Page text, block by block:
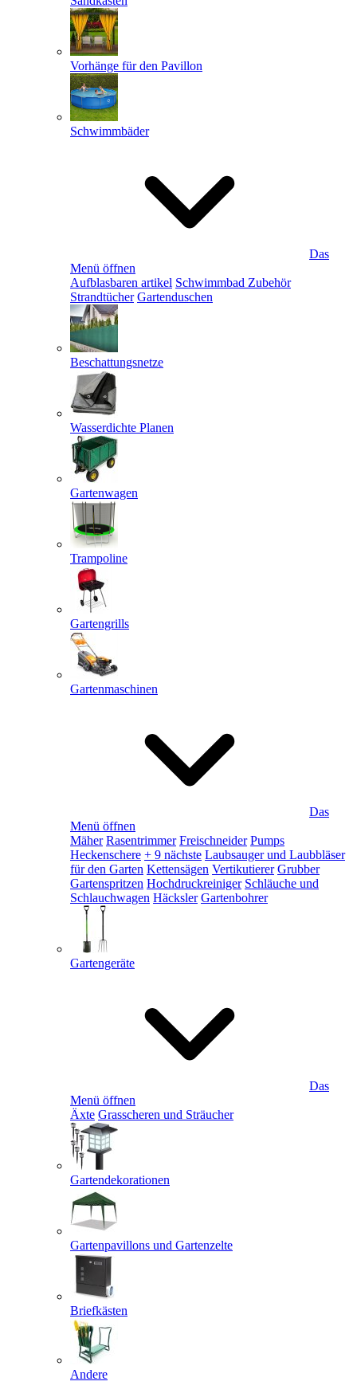
Vorhänge für den Pavillon
Schwimmbäder
Das
Menü öffnen
Aufblasbaren artikel Schwimmbad Zubehör
Strandtücher Gartenduschen
Beschattungsnetze
Wasserdichte Planen
Gartenwagen
Trampoline
Gartengrills
Gartenmaschinen
Das
Menü öffnen
Mäher Rasentrimmer Freischneider Pumps
Heckenschere + 9 nächste Laubsauger und Laubbläser
für den Garten Kettensägen Vertikutierer Grubber
Gartenspritzen Hochdruckreiniger Schläuche und
Schlauchwagen Häcksler Gartenbohrer
Gartengeräte
Das
Menü öffnen
Äxte Grasscheren und Sträucher
Gartendekorationen
Gartenpavillons und Gartenzelte
Briefkästen
Andere